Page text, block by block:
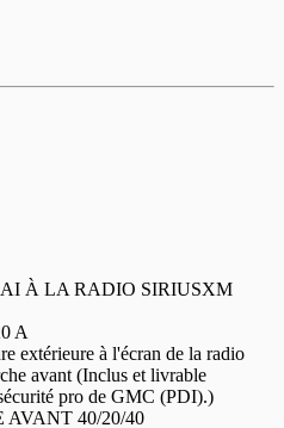
À LA RADIO SIRIUSXM
A
extérieure à l'écran de la radio
avant (Inclus et livrable
pro de GMC (PDI).)
40/20/40